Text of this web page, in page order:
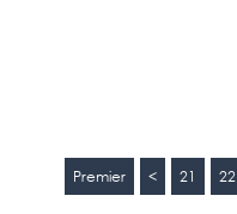
Premier < 21 22